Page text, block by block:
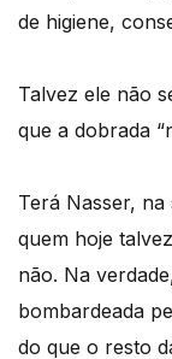
de higiene,
Talvez ele não
que a dobrada
Terá Nasser,
quem hoje
não. Na
bombardeada
do que o resto